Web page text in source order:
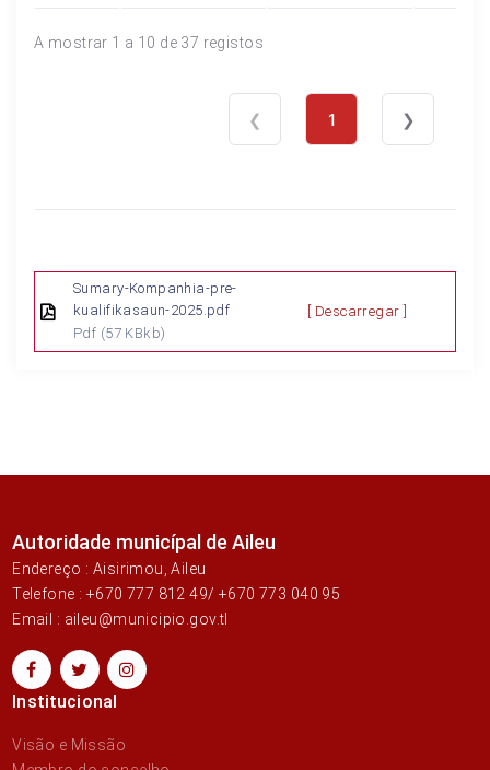
A mostrar 1 a 10 de 37 registos
❮ 1 ❯
Sumary-Kompanhia-pre-
kualifikasaun-2025.pdf
Pdf (57 KBkb)
[ Descarregar ]
Autoridade municípal de Aileu
Endereço : Aisirimou, Aileu
Telefone : +670 777 812 49/ +670 773 040 95
Email : aileu@municipio.gov.tl
Institucional
Visão e Missão